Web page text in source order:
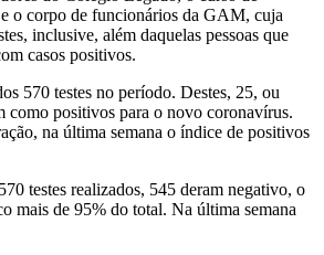
o corpo de funcionários da GAM, cuja
inclusive, além daquelas pessoas que
casos positivos.
570 testes no período. Destes, 25, ou
como positivos para o novo coronavírus.
na última semana o índice de positivos
testes realizados, 545 deram negativo, o
mais de 95% do total. Na última semana